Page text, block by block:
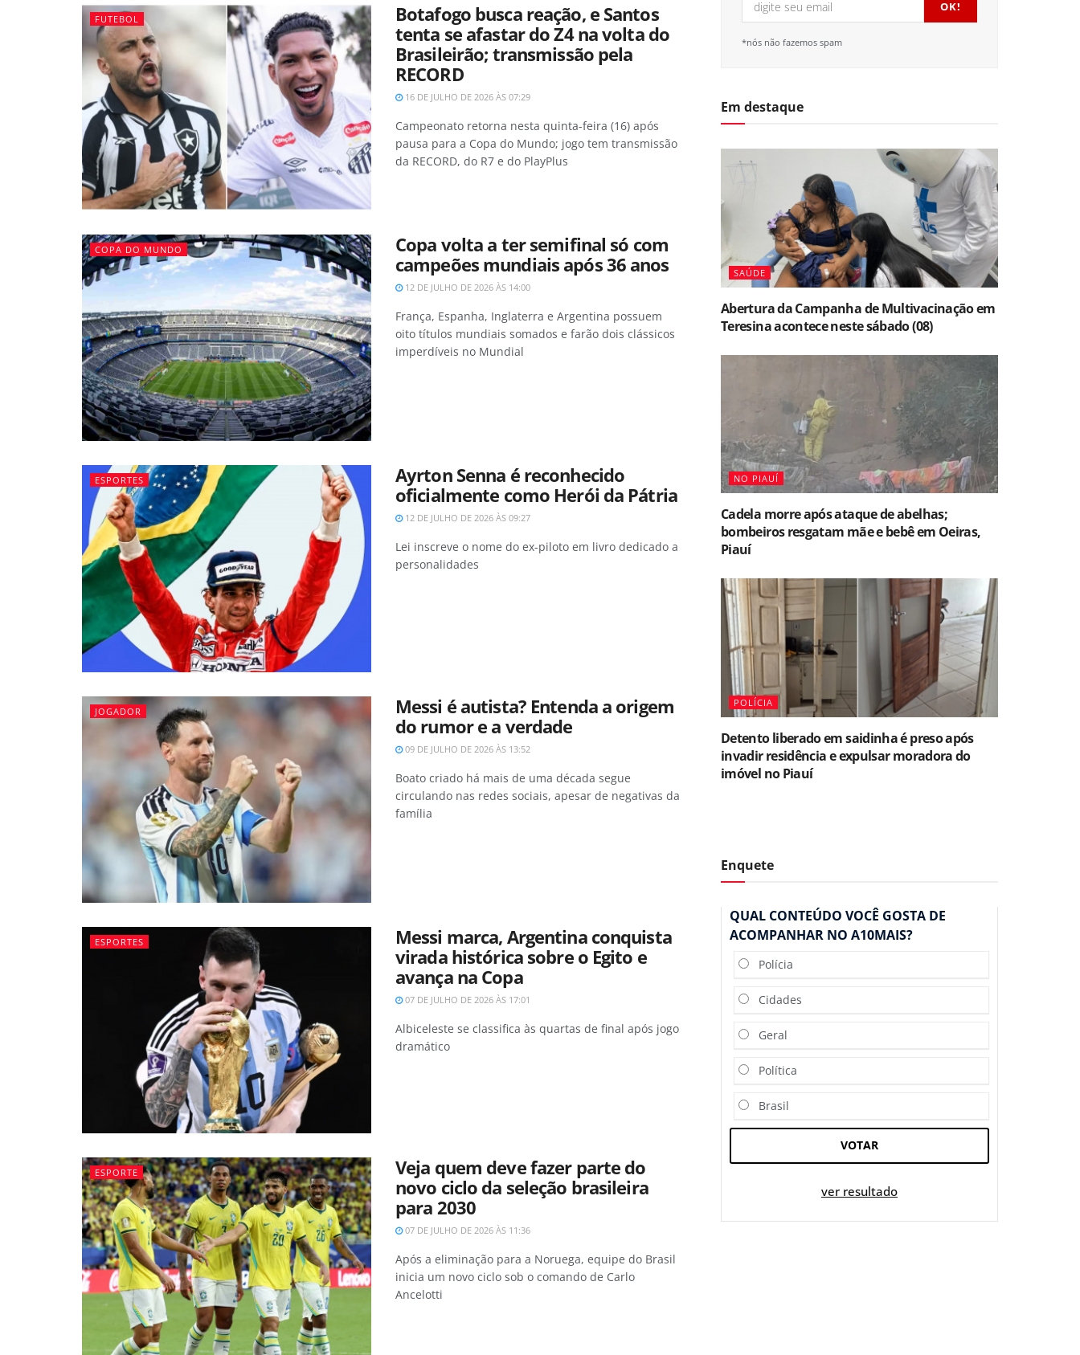
FUTEBOL
Botafogo busca reação, e Santos
tenta se afastar do Z4 na volta do
Brasileirão; transmissão pela
RECORD
16 DE JULHO DE 2026 ÀS 07:29
Campeonato retorna nesta quinta-feira (16) após
pausa para a Copa do Mundo; jogo tem transmissão
da RECORD, do R7 e do PlayPlus
COPA DO MUNDO
Copa volta a ter semifinal só com
campeões mundiais após 36 anos
12 DE JULHO DE 2026 ÀS 14:00
França, Espanha, Inglaterra e Argentina possuem
oito títulos mundiais somados e farão dois clássicos
imperdíveis no Mundial
ESPORTES
Ayrton Senna é reconhecido
oficialmente como Herói da Pátria
12 DE JULHO DE 2026 ÀS 09:27
Lei inscreve o nome do ex-piloto em livro dedicado a
personalidades
JOGADOR
Messi é autista? Entenda a origem
do rumor e a verdade
09 DE JULHO DE 2026 ÀS 13:52
Boato criado há mais de uma década segue
circulando nas redes sociais, apesar de negativas da
família
ESPORTES
Messi marca, Argentina conquista
virada histórica sobre o Egito e
avança na Copa
07 DE JULHO DE 2026 ÀS 17:01
Albiceleste se classifica às quartas de final após jogo
dramático
ESPORTE
Veja quem deve fazer parte do
novo ciclo da seleção brasileira
para 2030
07 DE JULHO DE 2026 ÀS 11:36
Após a eliminação para a Noruega, equipe do Brasil
inicia um novo ciclo sob o comando de Carlo
Ancelotti
*nós não fazemos spam
Em destaque
SAÚDE
Abertura da Campanha de Multivacinação em
Teresina acontece neste sábado (08)
NO PIAUÍ
Cadela morre após ataque de abelhas;
bombeiros resgatam mãe e bebê em Oeiras,
Piauí
POLÍCIA
Detento liberado em saidinha é preso após
invadir residência e expulsar moradora do
imóvel no Piauí
Enquete
QUAL CONTEÚDO VOCÊ GOSTA DE
ACOMPANHAR NO A10MAIS?
Polícia
Cidades
Geral
Política
Brasil
VOTAR
ver resultado